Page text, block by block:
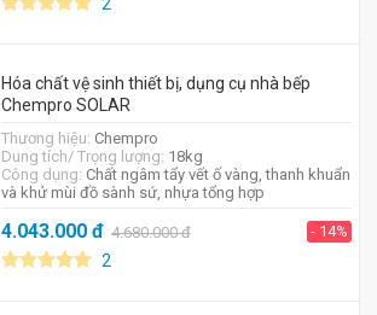
Hóa chất vệ sinh thiết bị, dụng cụ nhà bếp
Chempro SOLAR
Thương hiệu: Chempro
Dung tích/ Trọng lượng: 18kg
Công dụng: Chất ngâm tẩy vết ố vàng, thanh khuẩn
và khử mùi đồ sành sứ, nhựa tổng hợp
4.043.000đ 4.680.000đ - 14%
2